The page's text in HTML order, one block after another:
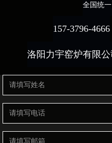
全国统一
157-3796-4666
洛阳力宇窑炉有限